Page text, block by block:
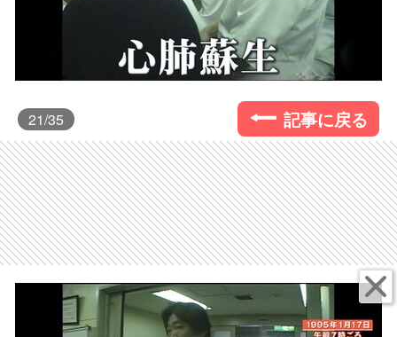
21/35 記事に戻る